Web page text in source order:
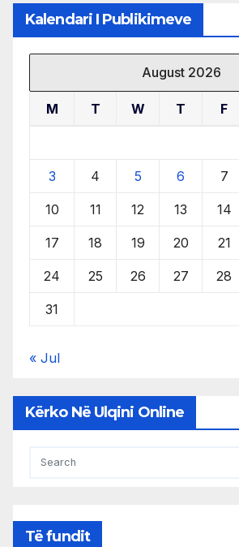
Kalendari I Publikimeve
August 2026
M T W T F
3 4 5 6 7
10 11 12 13 14
17 18 19 20 21
24 25 26 27 28
31
« Jul
Kërko Në Ulqini Online
Të fundit